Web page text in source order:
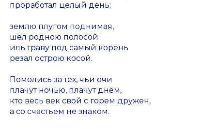
проработал целый день;
землю плугом поднимая,
шёл родною полосой
иль траву под самый корень
резал острою косой.
Помолись за тех, чьи очи
плачут ночью, плачут днём,
кто весь век свой с горем дружен,
а со счастьем не знаком.